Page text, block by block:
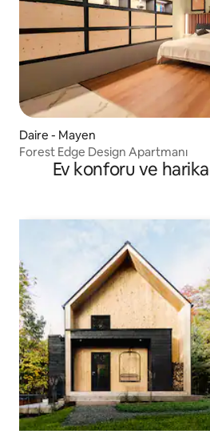
Daire - Mayen
Forest Edge Design Apartmanı
Ev konforu ve